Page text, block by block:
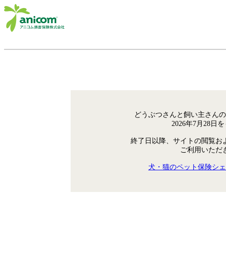
どうぶつさんと飼い主さん
2026年7月28日
終了日以降、サイトの閲覧お
ご利用いただ
犬・猫のペット保険シ